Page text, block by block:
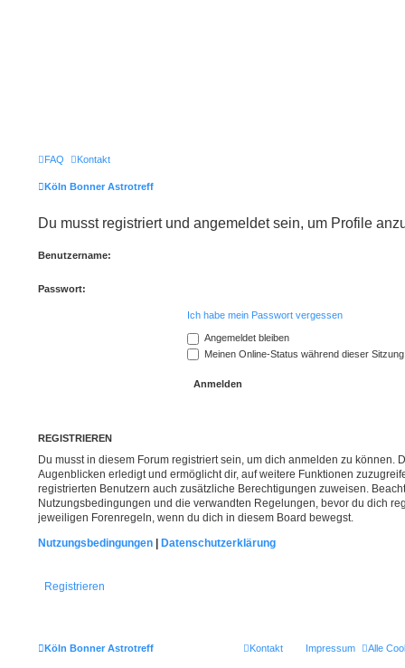
FAQ Kontakt
Köln Bonner Astrotreff
Du musst registriert und angemeldet sein, um Profile
Benutzername:
Passwort:
Ich habe mein Passwort vergessen
Angemeldet bleiben
Meinen Online-Status während dieser
REGISTRIEREN
Du musst in diesem Forum registriert sein, um dich anmelden zu können.
Augenblicken erledigt und ermöglicht dir, auf weitere Funktionen
registrierten Benutzern auch zusätzliche Berechtigungen zuweisen.
Nutzungsbedingungen und die verwandten Regelungen, bevor du dich
jeweiligen Forenregeln, wenn du dich in diesem Board bewegst.
Nutzungsbedingungen | Datenschutzerklärung
Registrieren
Köln Bonner Astrotreff Alle
Impressum
Kontakt